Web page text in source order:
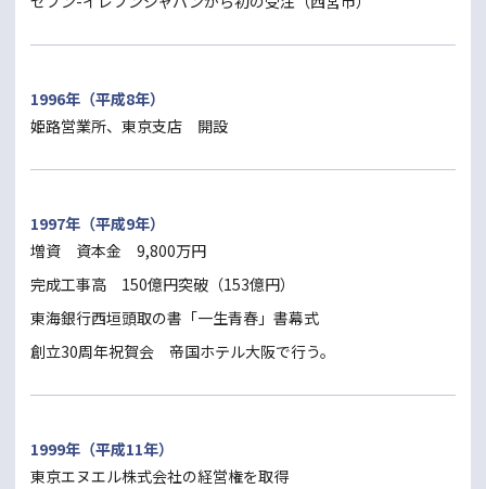
1996年（平成8年）
姫路営業所、東京支店 開設
1997年（平成9年）
増資 資本金 9,800万円
完成工事高 150億円突破（153億円）
東海銀行西垣頭取の書「一生青春」書幕式
創立30周年祝賀会 帝国ホテル大阪で行う。
1999年（平成11年）
東京エヌエル株式会社の経営権を取得